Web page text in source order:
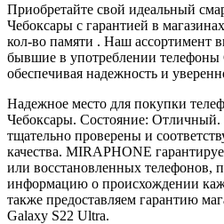
Приобретайте свой идеальный
Чебоксары с гарантией в
кол-во памяти . Наш ассортимент
бывшие в употреблении телефоны
обеспечивая надежность и
Надежное место для покупки
Чебоксары. Состояние:
тщательно проверены и
качества. MIRAPHONE
или восстановленных телефонов,
информацию о происхождении
также предоставляем гарантию
Galaxy S22 Ultra.